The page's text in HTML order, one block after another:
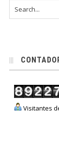
Visitantes